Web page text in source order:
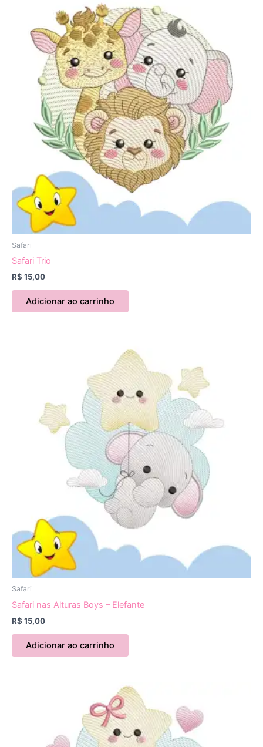
Safari
Safari Trio
R$ 15,00
Adicionar ao carrinho
Safari
Safari nas Alturas Boys – Elefante
R$ 15,00
Adicionar ao carrinho